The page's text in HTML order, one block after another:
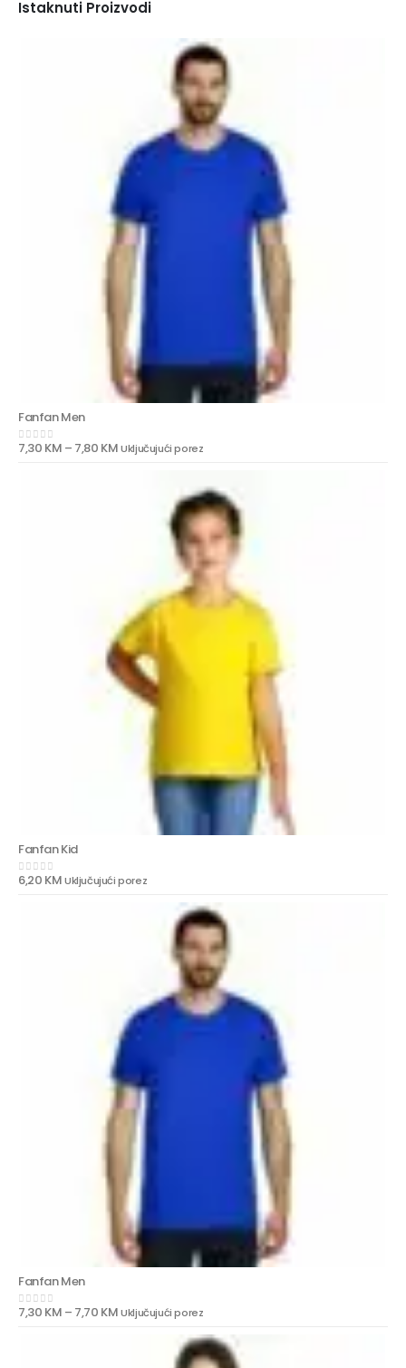
Istaknuti Proizvodi
Fanfan Men
0 out of 5
7,30 KM – 7,80 KMUključujući porez
Fanfan Kid
0out of 5
6,20 KMUključujući porez
Fanfan Men
0 out of 5
7,30 KM – 7,70 KMUključujući porez